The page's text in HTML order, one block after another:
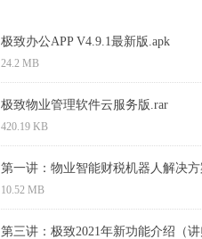
极致办公APP V4.9.1最新版.apk
24.2 MB
极致物业管理软件云服务版.rar
420.19 KB
10.52 MB
第三讲：极致2021年新功能介绍（